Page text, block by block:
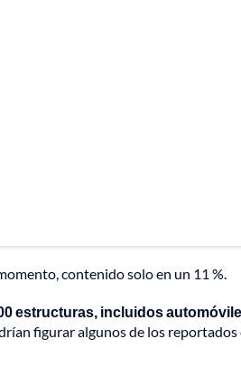
contenido solo en un 11 %.
estructuras, incluidos
figurar algunos de los reportados